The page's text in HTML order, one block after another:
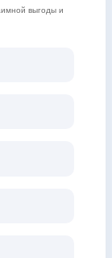
выгоды и